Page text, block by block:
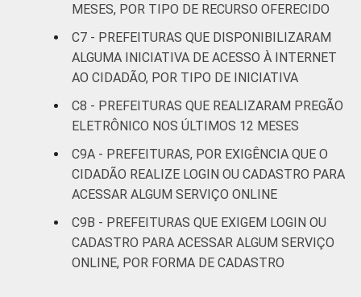
MESES, POR TIPO DE RECURSO OFERECIDO
C7 - PREFEITURAS QUE DISPONIBILIZARAM
ALGUMA INICIATIVA DE ACESSO À INTERNET
AO CIDADÃO, POR TIPO DE INICIATIVA
C8 - PREFEITURAS QUE REALIZARAM PREGÃO
ELETRÔNICO NOS ÚLTIMOS 12 MESES
C9A - PREFEITURAS, POR EXIGÊNCIA QUE O
CIDADÃO REALIZE LOGIN OU CADASTRO PARA
ACESSAR ALGUM SERVIÇO ONLINE
C9B - PREFEITURAS QUE EXIGEM LOGIN OU
CADASTRO PARA ACESSAR ALGUM SERVIÇO
ONLINE, POR FORMA DE CADASTRO